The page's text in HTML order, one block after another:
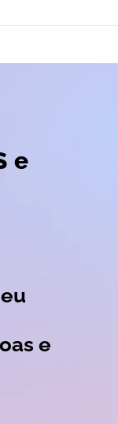
e
e